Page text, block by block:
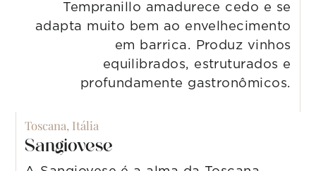
Tempranillo amadurece cedo e se
adapta muito bem ao envelhecimento
em barrica. Produz vinhos
equilibrados, estruturados e
profundamente gastronômicos.
Toscana, Itália
Sangiovese